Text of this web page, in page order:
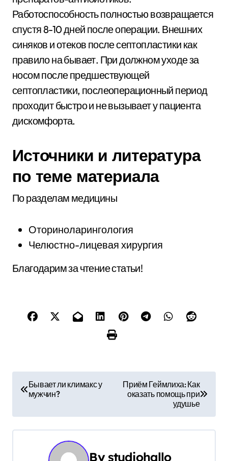
Работоспособность полностью возвращается
спустя 8-10 дней после операции. Внешних
синяков и отеков после септопластики как
правило на бывает. При должном уходе за
носом после предшествующей
септопластики, послеоперационный период
проходит быстро и не вызывает у пациента
дискомфорта.
Источники и литература
по теме материала
По разделам медицины
Оториноларингология
Челюстно-лицевая хирургия
Благодарим за чтение статьи!
в
Бывает ли климакс у
мужчин?
Приём Геймлиха: Как
оказать помощь при
удушье
By studiohallo_